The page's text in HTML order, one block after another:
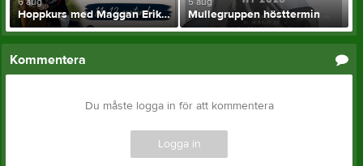
Hoppkurs med Maggan Eriksson-Bech 11-12 september Mullegruppen hösttermin
Kommentera
Du måste logga in för att kommentera
Logga in